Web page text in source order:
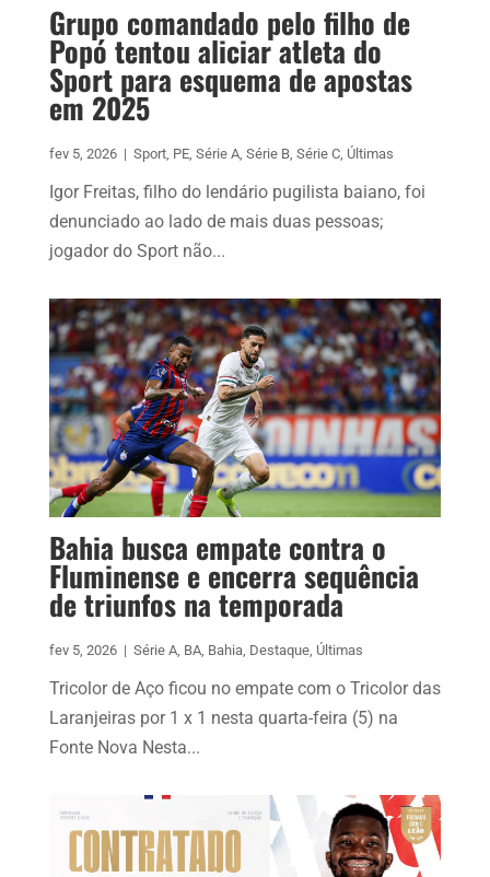
Grupo comandado pelo filho de
Popó tentou aliciar atleta do
Sport para esquema de apostas
em 2025
fev 5, 2026 | Sport, PE, Série A, Série B, Série C, Últimas
Igor Freitas, filho do lendário pugilista baiano, foi
denunciado ao lado de mais duas pessoas;
jogador do Sport não...
Bahia busca empate contra o
Fluminense e encerra sequência
de triunfos na temporada
fev 5, 2026 | Série A, BA, Bahia, Destaque, Últimas
Tricolor de Aço ficou no empate com o Tricolor das
Laranjeiras por 1 x 1 nesta quarta-feira (5) na
Fonte Nova Nesta...